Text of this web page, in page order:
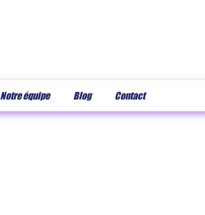
Notre équipe Blog Contact